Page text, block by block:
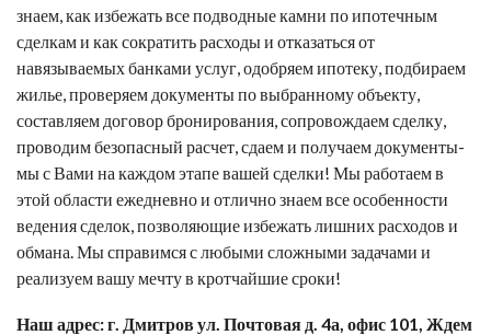
знаем, как избежать все подводные камни по ипотечным
сделкам и как сократить расходы и отказаться от
навязываемых банками услуг, одобряем ипотеку, подбираем
жилье, проверяем документы по выбранному объекту,
составляем договор бронирования, сопровождаем сделку,
проводим безопасный расчет, сдаем и получаем документы-
мы с Вами на каждом этапе вашей сделки! Мы работаем в
этой области ежедневно и отлично знаем все особенности
ведения сделок, позволяющие избежать лишних расходов и
обмана. Мы справимся с любыми сложными задачами и
реализуем вашу мечту в кротчайшие сроки!
Наш адрес: г. Дмитров ул. Почтовая д. 4а, офис 101, Ждем